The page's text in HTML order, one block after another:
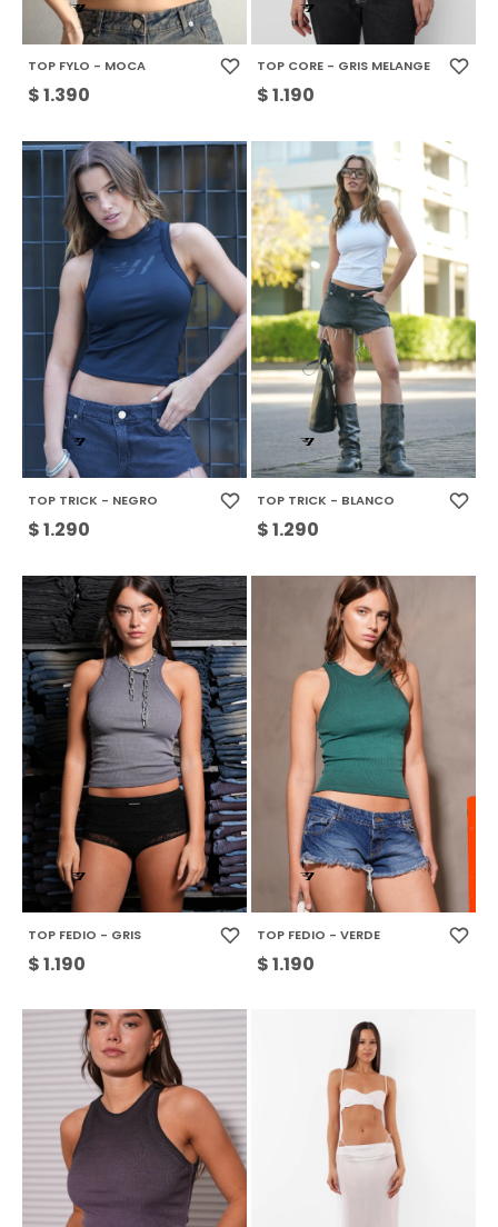
TOP FYLO - MOCA
$1.390
TOP CORE - GRIS MELANGE
$1.190
TOP TRICK - NEGRO
$1.290
TOP TRICK - BLANCO
$1.290
TOP FEDIO - GRIS
$1.190
TOP FEDIO - VERDE
$1.190